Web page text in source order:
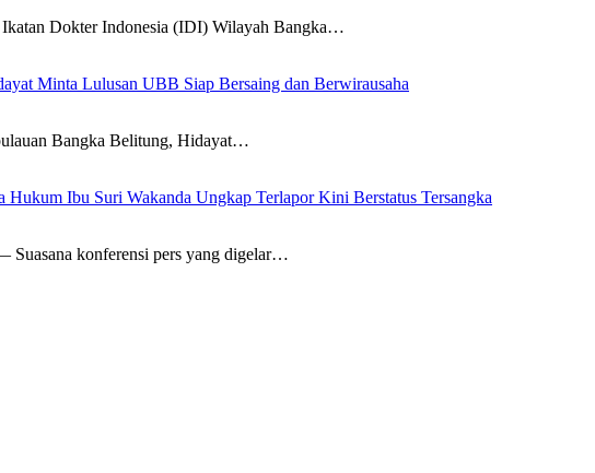
Dokter Indonesia (IDI) Wilayah Bangka…
Minta Lulusan UBB Siap Bersaing dan Berwirausaha
Bangka Belitung, Hidayat…
Hukum Ibu Suri Wakanda Ungkap Terlapor Kini Berstatus Tersangka
konferensi pers yang digelar…